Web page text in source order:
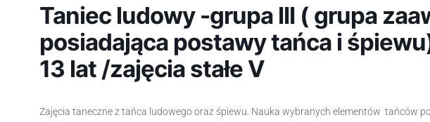
Taniec ludowy -grupa III ( grupa
posiadająca postawy tańca i
13 lat /zajęcia stałe V
Zajęcia taneczne z tańca ludowego oraz śpiewu. Nauka wybranych elementów tańców